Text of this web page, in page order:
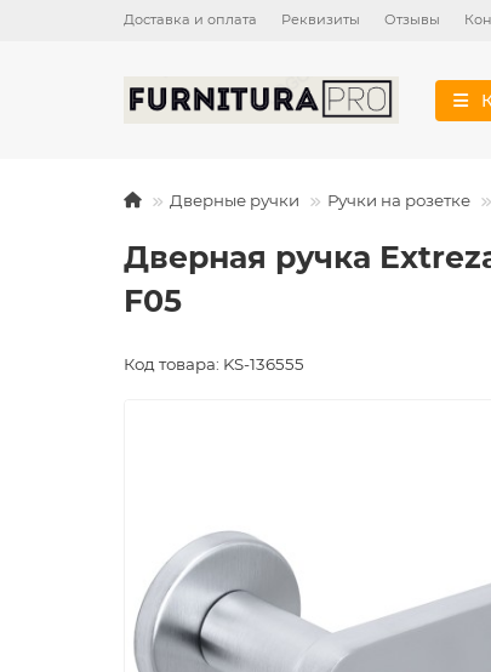
Доставка и оплата Реквизиты Отзывы
Дверные ручки Ручки на розетке
Дверная ручка
F05
Код товара: KS-136555